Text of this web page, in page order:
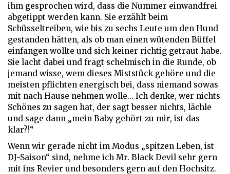
ihm gesprochen wird, dass die Nummer einwandfrei
abgetippt werden kann. Sie erzählt beim
Schüsseltreiben, wie bis zu sechs Leute um den Hund
gestanden hätten, als ob man einen wütenden Büffel
einfangen wollte und sich keiner richtig getraut habe.
Sie lacht dabei und fragt schelmisch in die Runde, ob
jemand wisse, wem dieses Miststück gehöre und die
meisten pflichten energisch bei, dass niemand sowas
mit nach Hause nehmen wolle… Ich denke, wer nichts
Schönes zu sagen hat, der sagt besser nichts, lächle
und sage dann „mein Baby gehört zu mir, ist das
klar?!“
Wenn wir gerade nicht im Modus „spitzen Leben, ist
DJ-Saison“ sind, nehme ich Mr. Black Devil sehr gern
mit ins Revier und besonders gern auf den Hochsitz.